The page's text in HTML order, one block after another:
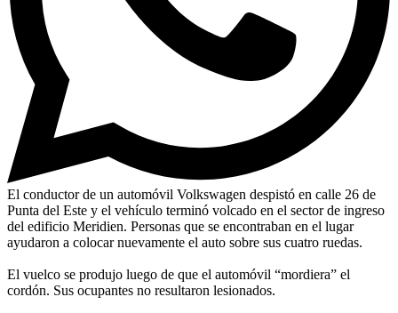
El conductor de un automóvil Volkswagen despistó en calle 26 de
Punta del Este y el vehículo terminó volcado en el sector de ingreso
del edificio Meridien. Personas que se encontraban en el lugar
ayudaron a colocar nuevamente el auto sobre sus cuatro ruedas.
El vuelco se produjo luego de que el automóvil “mordiera” el
cordón. Sus ocupantes no resultaron lesionados.